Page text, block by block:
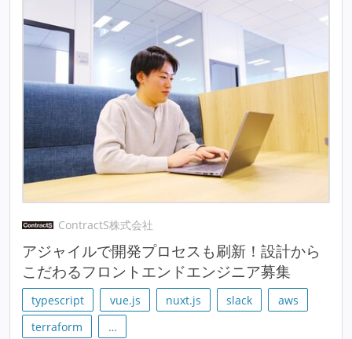
ContractS株式会社
アジャイルで開発プロセスも刷新！設計から
こだわるフロントエンドエンジニア募集
typescript vue.js nuxt.js slack
aws
terraform
…